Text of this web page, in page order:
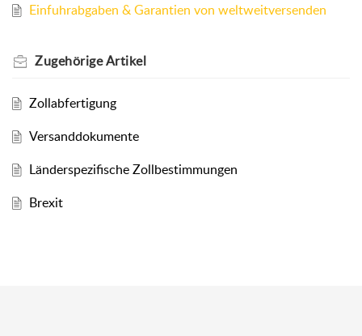
Einfuhrabgaben & Garantien von weltweitversenden
ZugehörigeArtikel
Zollabfertigung
Versanddokumente
Länderspezifische Zollbestimmungen
Brexit